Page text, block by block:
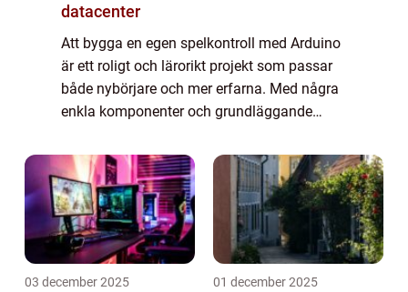
datacenter
Att bygga en egen spelkontroll med Arduino
är ett roligt och lärorikt projekt som passar
både nybörjare och mer erfarna. Med några
enkla komponenter och grundläggande
spelkontroll som &aum...
03 december 2025 01 december 2025